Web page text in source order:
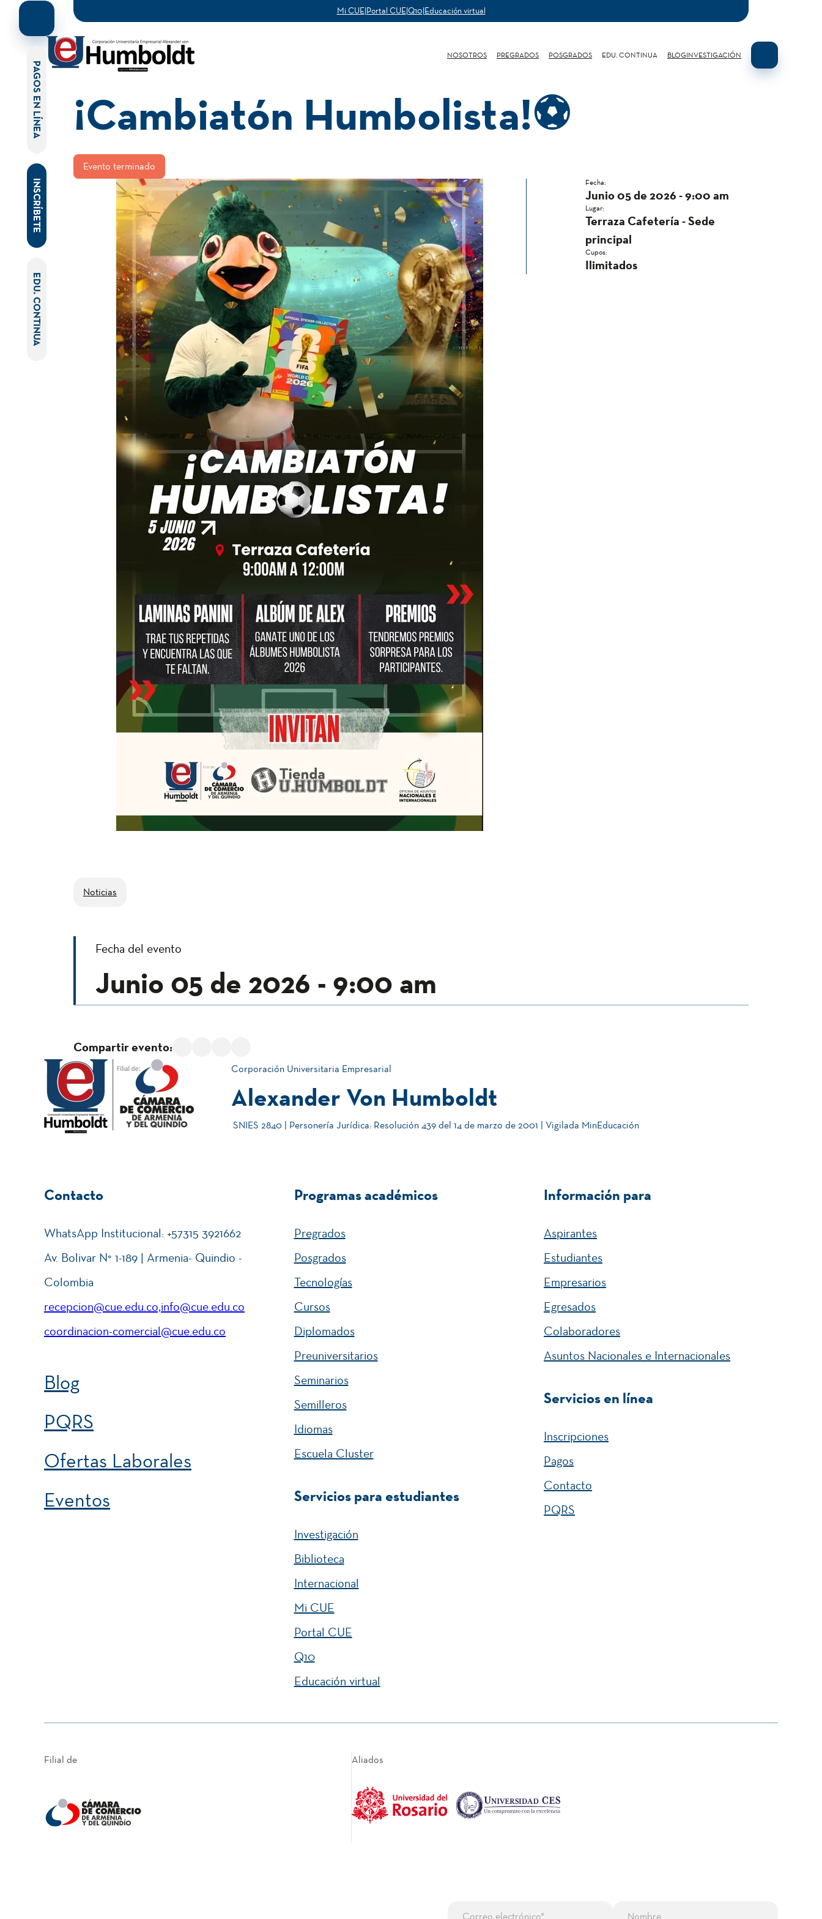
Mi CUE|Portal CUE|Q10|Educación virtual
NOSOTROS PREGRADOS POSGRADOS EDU. CONTINUA BLOGINVESTIGACIÓN
¡Cambiatón Humbolista!⚽
Evento terminado
Noticias
Fecha:
Junio 05 de 2026 - 9:00 am
Lugar:
Terraza Cafetería - Sede
principal
Cupos:
Ilimitados
Fecha del evento
Junio 05 de 2026 - 9:00 am
Compartir evento:
PAGOS EN LÍNEA
INSCRÍBETE
EDU. CONTINUA
Corporación Universitaria Empresarial
Alexander Von Humboldt
SNIES 2840 | Personería Jurídica: Resolución 439 del 14 de marzo de 2001 | Vigilada MinEducación
Contacto
WhatsApp Institucional: +57315 3921662
Av. Bolivar N° 1-189 | Armenia- Quindio -
Colombia
recepcion@cue.edu.co,info@cue.edu.co
coordinacion-comercial@cue.edu.co
Blog
PQRS
Ofertas Laborales
Eventos
Programas académicos
Pregrados
Posgrados
Tecnologías
Cursos
Diplomados
Preuniversitarios
Seminarios
Semilleros
Idiomas
Escuela Cluster
Servicios para estudiantes
Investigación
Biblioteca
Internacional
Mi CUE
Portal CUE
Q10
Educación virtual
Información para
Aspirantes
Estudiantes
Empresarios
Egresados
Colaboradores
Asuntos Nacionales e Internacionales
Servicios en línea
Inscripciones
Pagos
Contacto
PQRS
Filial de Aliados